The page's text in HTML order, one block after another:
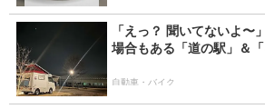
「えっ？ 聞いてないよ〜
場合もある「道の駅」＆
自動車・バイク